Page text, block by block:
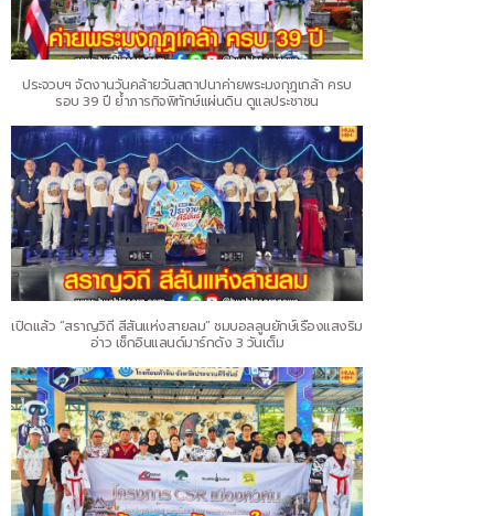
ประจวบฯ จัดงานวันคล้ายวันสถาปนาค่ายพระมงกุฎเกล้า ครบ
รอบ 39 ปี ย้ำภารกิจพิทักษ์แผ่นดิน ดูแลประชาชน
เปิดแล้ว “สราญวิถี สีสันแห่งสายลม” ชมบอลลูนยักษ์เรืองแสงริม
อ่าว เช็กอินแลนด์มาร์กดัง 3 วันเต็ม